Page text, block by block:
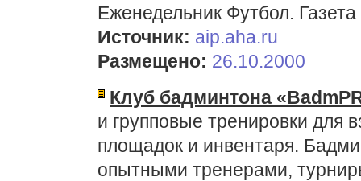
Еженедельник Футбол.
Источник: aip.aha.ru
Размещено: 26.10.2000
Клуб бадминтона
и групповые тренировки для
площадок и инвентаря.
опытными тренерами,